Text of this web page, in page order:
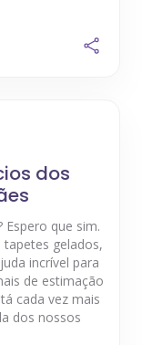
dos
que sim.
gelados,
incrível para
de estimação
cada vez mais
dos nossos